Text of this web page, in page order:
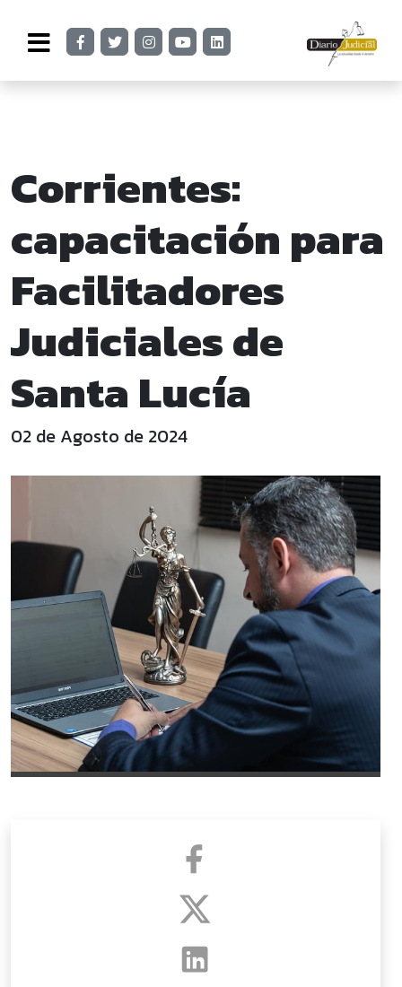
Corrientes:
capacitación para
Facilitadores
Judiciales de
Santa Lucía
02 de Agosto de 2024